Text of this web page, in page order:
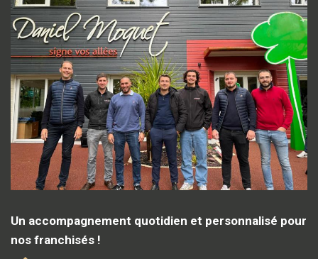
Un accompagnement quotidien et personnalisé pour
nos franchisés !